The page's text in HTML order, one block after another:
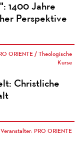
1400 Jahre
Perspektive
ORIENTE / Theologische
Kurse
Christliche
Veranstalter: PRO ORIENTE